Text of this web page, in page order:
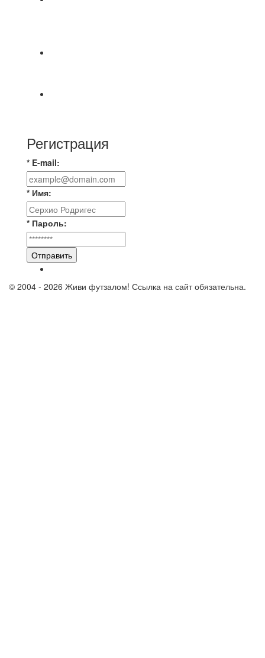
Регистрация
* E-mail:
* Имя:
* Пароль:
Отправить
© 2004 - 2026 Живи футзалом! Ссылка на сайт обязательна.